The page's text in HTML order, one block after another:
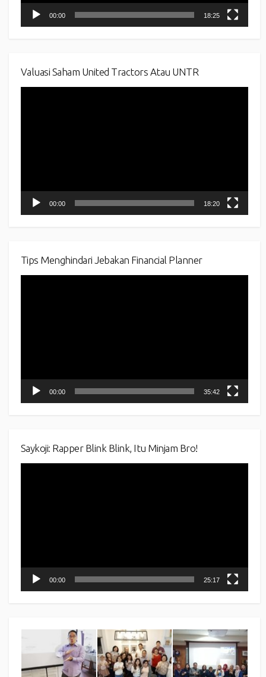
00:00 18:25
Valuasi Saham United Tractors Atau UNTR
00:00 18:20
Tips Menghindari Jebakan Financial Planner
00:00 35:42
Saykoji: Rapper Blink Blink, Itu Minjam Bro!
00:00 25:17